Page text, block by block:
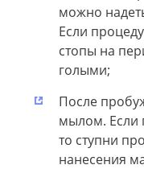
можно
Если
стопы на
голыми;
После
мылом. Если
то ступни
нанесения